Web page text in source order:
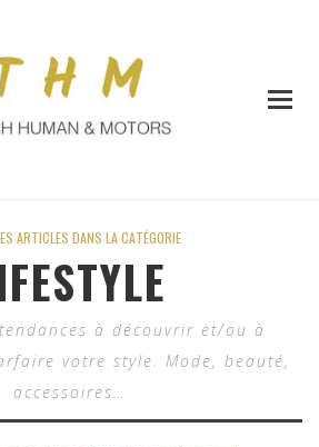
ARTICLES DANS LA CATÉGORIE
à découvrir et/ou à
votre style. Mode, beauté,
accessoires…